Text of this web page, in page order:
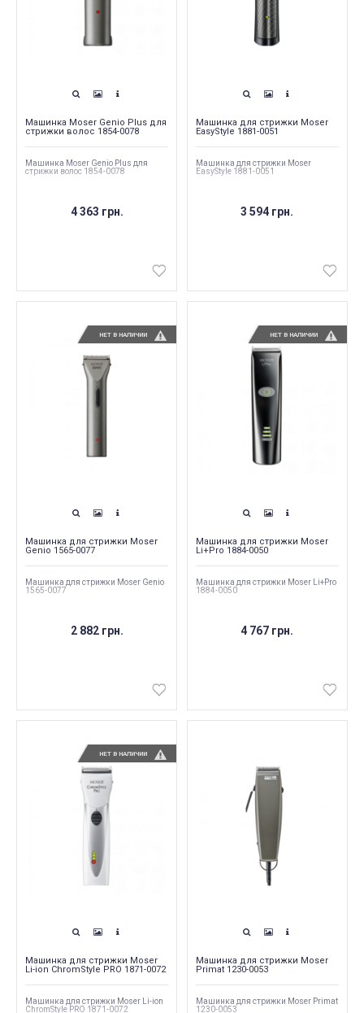
Машинка Moser Genio Plus для
стрижки волос 1854-0078
Машинка Moser Genio Plus для
стрижки волос 1854-0078
4 363 грн.
Машинка для стрижки Moser
EasyStyle 1881-0051
Машинка для стрижки Moser
EasyStyle 1881-0051
3 594 грн.
НЕТ В НАЛИЧИИ
Машинка для стрижки Moser
Genio 1565-0077
Машинка для стрижки Moser Genio
1565-0077
2 882 грн.
НЕТ В НАЛИЧИИ
Машинка для стрижки Moser
Li+Pro 1884-0050
Машинка для стрижки Moser Li+Pro
1884-0050
4 767 грн.
НЕТ В НАЛИЧИИ
Машинка для стрижки Moser
Li-ion ChromStyle PRO 1871-0072
Машинка для стрижки Moser Li-ion
ChromStyle PRO 1871-0072
Машинка для стрижки Moser
Primat 1230-0053
Машинка для стрижки Moser Primat
1230-0053